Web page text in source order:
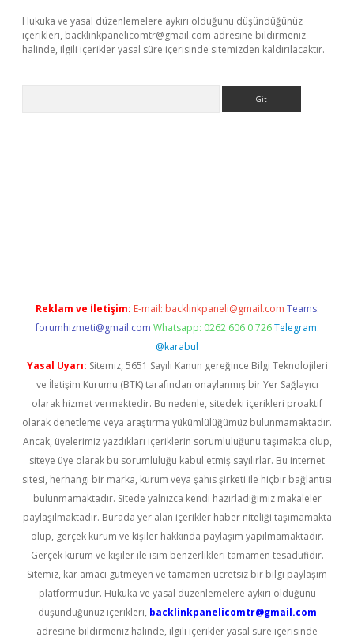
Hukuka ve yasal düzenlemelere aykırı olduğunu düşündüğünüz
içerikleri, backlinkpanelicomtr@gmail.com adresine bildirmeniz
halinde, ilgili içerikler yasal süre içerisinde sitemizden kaldırılacaktır.
Reklam ve İletişim: E-mail: backlinkpaneli@gmail.com Teams:
forumhizmeti@gmail.com Whatsapp: 0262 606 0 726 Telegram:
@karabul
Yasal Uyarı: Sitemiz, 5651 Sayılı Kanun gereğince Bilgi Teknolojileri
ve İletişim Kurumu (BTK) tarafından onaylanmış bir Yer Sağlayıcı
olarak hizmet vermektedir. Bu nedenle, sitedeki içerikleri proaktif
olarak denetleme veya araştırma yükümlülüğümüz bulunmamaktadır.
Ancak, üyelerimiz yazdıkları içeriklerin sorumluluğunu taşımakta olup,
siteye üye olarak bu sorumluluğu kabul etmiş sayılırlar. Bu internet
sitesi, herhangi bir marka, kurum veya şahıs şirketi ile hiçbir bağlantısı
bulunmamaktadır. Sitede yalnızca kendi hazırladığımız makaleler
paylaşılmaktadır. Burada yer alan içerikler haber niteliği taşımamakta
olup, gerçek kurum ve kişiler hakkında paylaşım yapılmamaktadır.
Gerçek kurum ve kişiler ile isim benzerlikleri tamamen tesadüfidir.
Sitemiz, kar amacı gütmeyen ve tamamen ücretsiz bir bilgi paylaşım
platformudur. Hukuka ve yasal düzenlemelere aykırı olduğunu
düşündüğünüz içerikleri, backlinkpanelicomtr@gmail.com
adresine bildirmeniz halinde, ilgili içerikler yasal süre içerisinde